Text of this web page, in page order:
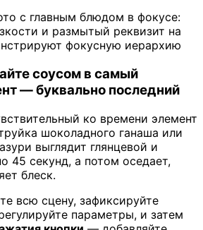
с главным блюдом в фокусе:
и размытый реквизит на
фокусную иерархию
соусом в самый
— буквально последний
ко времени элемент
шоколадного ганаша или
выглядит глянцевой и
45 секунд, а потом оседает,
блеск.
всю сцену, зафиксируйте
параметры, и затем